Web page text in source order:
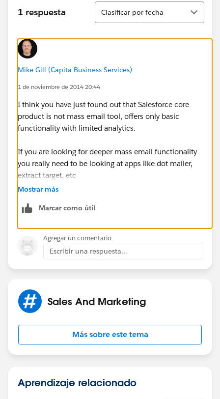
1 respuesta
Ordenar
Clasificar por fecha
Mike Gill (Capita Business Services)
1 de noviembre de 2014 20:44
I think you have just found out that Salesforce core
product is not mass email tool, offers only basic
functionality with limited analytics.
If you are looking for deeper mass email functionality
you really need to be looking at apps like dot mailer,
extract target, etc
Mostrar más
Marcar como útil
Agregar un comentario
Escribir una respuesta...
Sales And Marketing
Más sobre este tema
Aprendizaje relacionado